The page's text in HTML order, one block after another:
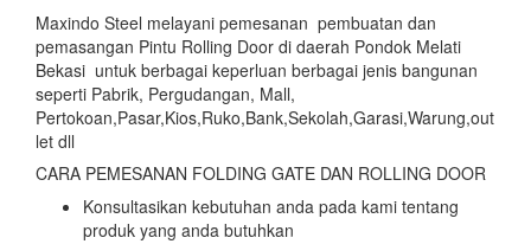
Maxindo Steel melayani pemesanan pembuatan dan
pemasangan Pintu Rolling Door di daerah Pondok Melati
Bekasi untuk berbagai keperluan berbagai jenis bangunan
seperti Pabrik, Pergudangan, Mall,
Pertokoan,Pasar,Kios,Ruko,Bank,Sekolah,Garasi,Warung,out
let dll
CARA PEMESANAN FOLDING GATE DAN ROLLING DOOR
Konsultasikan kebutuhan anda pada kami tentang
produk yang anda butuhkan